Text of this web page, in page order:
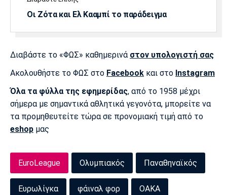
Πόρτο Μπενφίκα
Οι Ζότα και Ελ Κααμπί το παράδειγμα
Διαβάστε το «ΦΩΣ» καθημερινά στον υπολογιστή σας
Ακολουθήστε το ΦΩΣ στο Facebook και στο Instagram
Όλα τα φύλλα της εφημερίδας, από το 1958 μέχρι
σήμερα με σημαντικά αθλητικά γεγονότα, μπορείτε να
τα προμηθευτείτε τώρα σε προνομιακή τιμή από το
eshop μας
EuroLeague Ολυμπιακός Παναθηναϊκός
Ευρωλίγκα φάιναλ φορ ΟΑΚΑ